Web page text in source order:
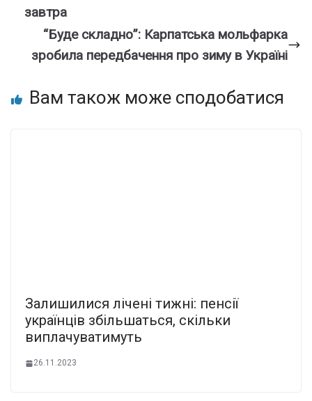
завтра
“Буде складно”: Карпатська мольфарка
зробила передбачення про зиму в Україні
Вам також може сподобатися
Залишилися лічені тижні: пенсії
українців збільшаться, скільки
виплачуватимуть
26.11.2023